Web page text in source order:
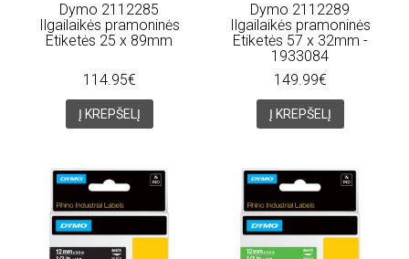
Dymo 2112285
Ilgailaikės pramoninės
Etiketės 25 x 89mm
114.95€
Į KREPŠELĮ
Dymo 2112289
Ilgailaikės pramoninės
Etiketės 57 x 32mm -
1933084
149.99€
Į KREPŠELĮ